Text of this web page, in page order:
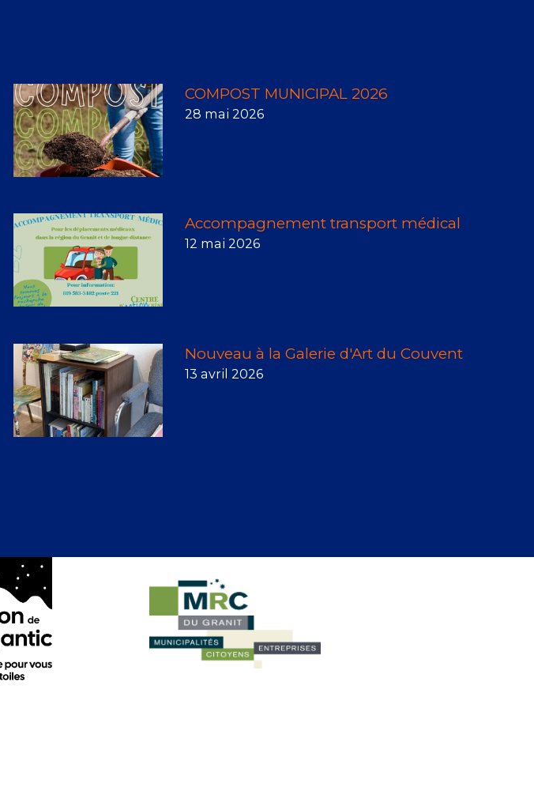
COMPOST MUNICIPAL 2026
28 mai 2026
Accompagnement transport médical
12 mai 2026
Nouveau à la Galerie d'Art du Couvent
13 avril 2026